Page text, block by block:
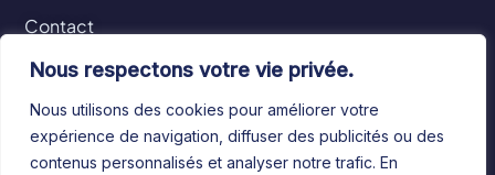
Nous respectons votre vie privée.
Nous utilisons des cookies pour améliorer votre
expérience de navigation, diffuser des publicités ou des
contenus personnalisés et analyser notre trafic. En
Contact
CGU
CGV